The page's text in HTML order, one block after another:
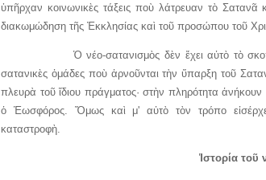
ὑπῆρχαν κοινωνικὲς τάξεις ποὺ λάτρευαν τὸ Σατανᾶ
διακωμώδηση τῆς Ἐκκλησίας καὶ τοῦ προσώπου τοῦ
Ὁ νέο-σατανισμὸς δὲν ἔχει αὐτὸ τὸ σκοπό.
σατανικὲς ὁμάδες ποὺ ἀρνοῦνται τὴν ὕπαρξη τοῦ
πλευρὰ τοῦ ἴδιου πράγματος· στὴν πληρότητα
ὁ Ἑωσφόρος. Ὅμως καὶ μ' αὐτὸ τὸν τρόπο
καταστροφὴ.
Ἱστορία τοῦ